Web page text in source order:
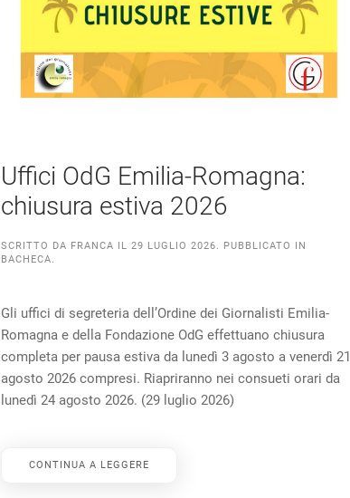
Uffici OdG Emilia-Romagna:
chiusura estiva 2026
SCRITTO DA FRANCA IL 29 LUGLIO 2026. PUBBLICATO IN
BACHECA.
Gli uffici di segreteria dell’Ordine dei Giornalisti Emilia-
Romagna e della Fondazione OdG effettuano chiusura
completa per pausa estiva da lunedì 3 agosto a venerdì 21
agosto 2026 compresi. Riapriranno nei consueti orari da
lunedì 24 agosto 2026. (29 luglio 2026)
CONTINUA A LEGGERE